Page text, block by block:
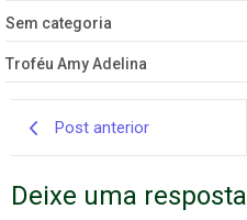
Sem categoria
Troféu Amy Adelina
Post anterior
Deixe uma resposta